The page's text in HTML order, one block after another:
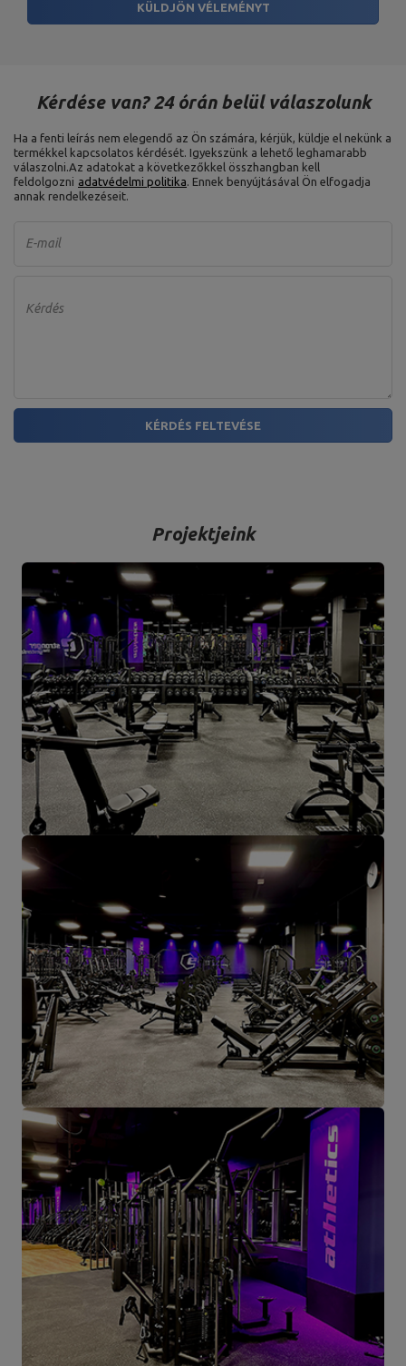
KÜLDJÖN VÉLEMÉNYT
Kérdése van? 24 órán belül válaszolunk
Ha a fenti leírás nem elegendő az Ön számára, kérjük, küldje el nekünk a
termékkel kapcsolatos kérdését. Igyekszünk a lehető leghamarabb
válaszolni.Az adatokat a következőkkel összhangban kell
feldolgozni adatvédelmi politika. Ennek benyújtásával Ön elfogadja
annak rendelkezéseit.
E-mail
Kérdés
KÉRDÉS FELTEVÉSE
Projektjeink